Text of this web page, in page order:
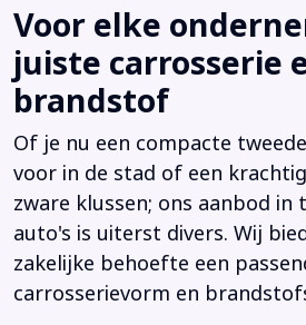
Voor elke
juiste carrosserie
brandstof
Of je nu een compacte
voor in de stad of een
zware klussen; ons aanbod in
auto's is uiterst divers. Wij
zakelijke behoefte een
carrosserievorm en